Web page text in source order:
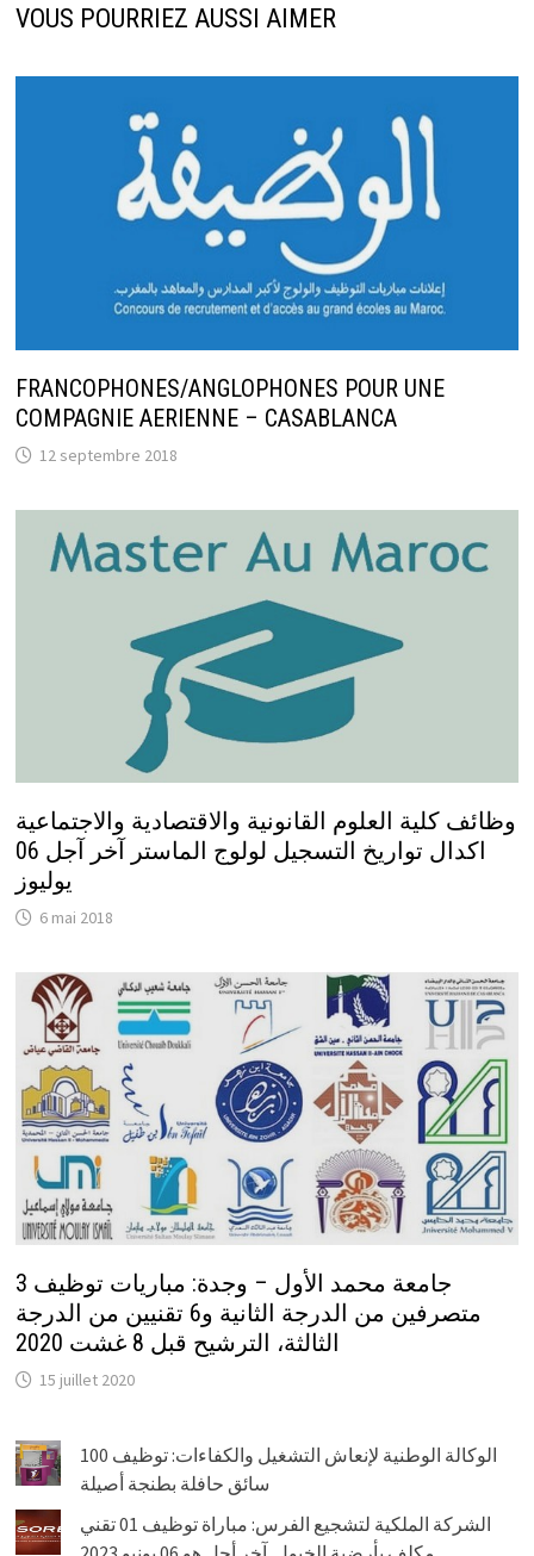
VOUS POURRIEZ AUSSI AIMER
FRANCOPHONES/ANGLOPHONES POUR UNE
COMPAGNIE AERIENNE – CASABLANCA
12 septembre 2018
وظائف كلية العلوم القانونية والاقتصادية والاجتماعية
اكدال تواريخ التسجيل لولوج الماستر آخر آجل 06
يوليوز
6 mai 2018
جامعة محمد الأول – وجدة: مباريات توظيف 3
متصرفين من الدرجة الثانية و6 تقنيين من الدرجة
الثالثة، الترشيح قبل 8 غشت 2020
15 juillet 2020
الوكالة الوطنية لإنعاش التشغيل والكفاءات: توظيف 100
سائق حافلة بطنجة أصيلة
الشركة الملكية لتشجيع الفرس: مباراة توظيف 01 تقني